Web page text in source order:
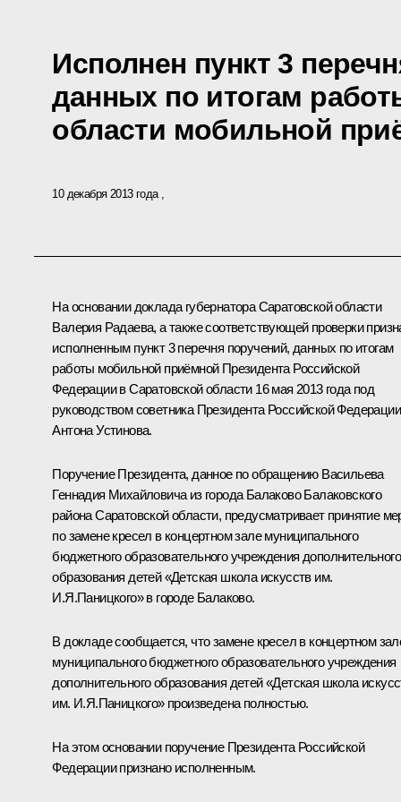
Исполнен пункт 3
данных по итогам
области мобильной
10 декабря 2013 года
На основании доклада губернатора Саратовской области
Валерия Радаева, а также соответствующей проверки
исполненным пункт 3 перечня поручений, данных по итогам
работы мобильной приёмной Президента Российской
Федерации в Саратовской области 16 мая 2013 года под
руководством советника Президента Российской Федерации
Антона Устинова.
Поручение Президента, данное по обращению Васильева
Геннадия Михайловича из города Балаково Балаковского
района Саратовской области, предусматривает принятие
по замене кресел в концертном зале муниципального
бюджетного образовательного учреждения дополнительного
образования детей «Детская школа искусств им.
И.Я.Паницкого» в городе Балаково.
В докладе сообщается, что замене кресел в концертном
муниципального бюджетного образовательного учреждения
дополнительного образования детей «Детская школа
им. И.Я.Паницкого» произведена полностью.
На этом основании поручение Президента Российской
Федерации признано исполненным.